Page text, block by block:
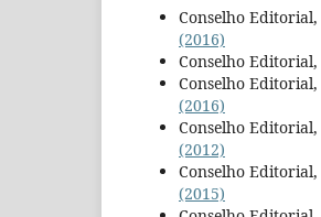
Conselho Editorial,
(2016)
Conselho Editorial,
Conselho Editorial,
(2016)
Conselho Editorial,
(2012)
Conselho Editorial,
(2015)